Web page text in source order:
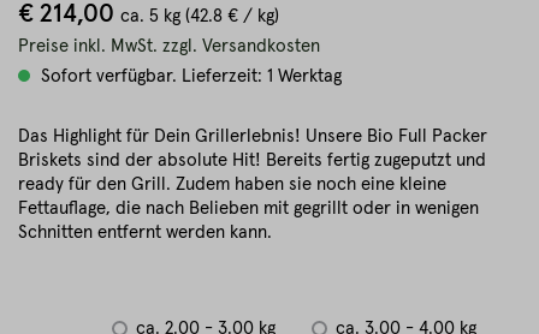
€ 214,00 ca. 5 kg (42.8 € / kg)
Preise inkl. MwSt. zzgl. Versandkosten
Sofort verfügbar. Lieferzeit: 1 Werktag
Das Highlight für Dein Grillerlebnis! Unsere Bio Full Packer
Briskets sind der absolute Hit! Bereits fertig zugeputzt und
ready für den Grill. Zudem haben sie noch eine kleine
Fettauflage, die nach Belieben mit gegrillt oder in wenigen
Schnitten entfernt werden kann.
ca. 2.00 - 3.00 kg
ca. 3.00 - 4.00 kg